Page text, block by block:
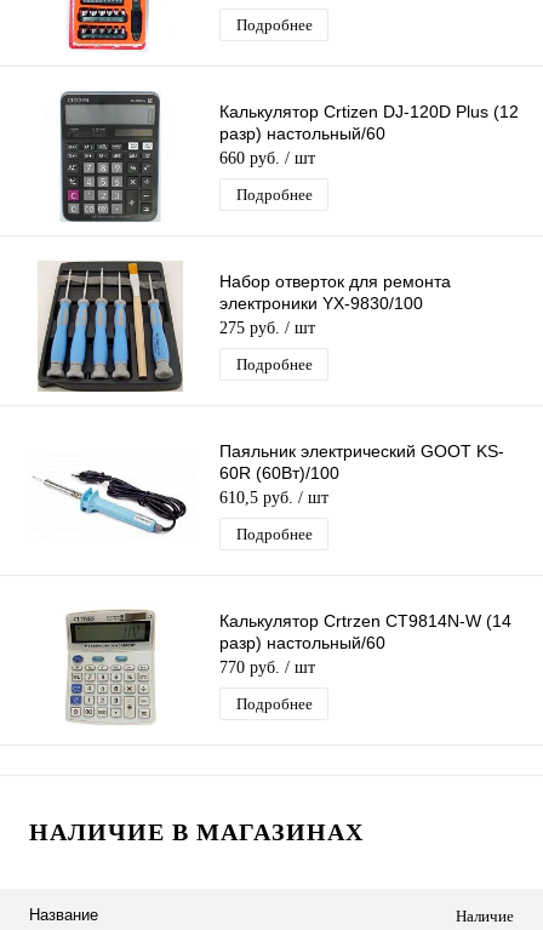
Подробнее
Калькулятор Crtizen DJ-120D Plus (12
разр) настольный/60
660 руб. / шт
Подробнее
Набор отверток для ремонта
электроники YX-9830/100
275 руб. / шт
Подробнее
Паяльник электрический GOOT KS-
60R (60Вт)/100
610,5 руб. / шт
Подробнее
Калькулятор Crtrzen CT9814N-W (14
разр) настольный/60
770 руб. / шт
Подробнее
НАЛИЧИЕ В МАГАЗИНАХ
Название Наличие